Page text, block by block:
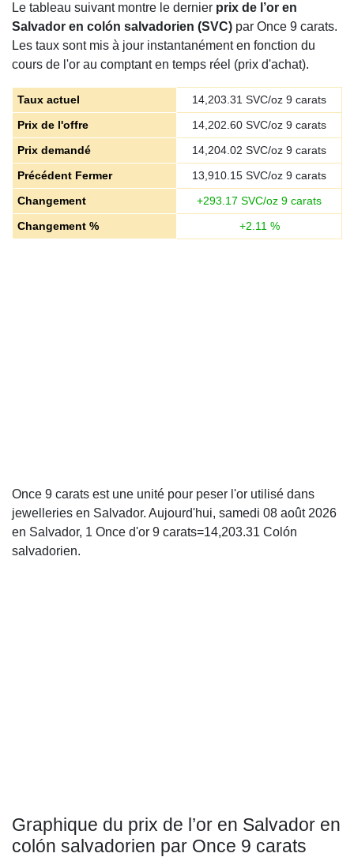
Le tableau suivant montre le dernier prix de l’or en
Salvador en colón salvadorien (SVC) par Once 9 carats.
Les taux sont mis à jour instantanément en fonction du
cours de l'or au comptant en temps réel (prix d'achat).
Taux actuel 14,203.31 SVC/oz 9 carats
Prix de l'offre
14,202.60 SVC/oz 9 carats
Prix demandé
14,204.02 SVC/oz 9 carats
Précédent Fermer
13,910.15 SVC/oz 9 carats
Changement
+293.17 SVC/oz 9 carats
Changement %
+2.11 %
Once 9 carats est une unité pour peser l'or utilisé dans
jewelleries en Salvador. Aujourd'hui, samedi 08 août 2026
en Salvador, 1 Once d'or 9 carats=14,203.31 Colón
salvadorien.
Graphique du prix de l’or en Salvador en
colón salvadorien par Once 9 carats